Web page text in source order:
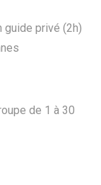
guide privé (2h)
de 1 à 30